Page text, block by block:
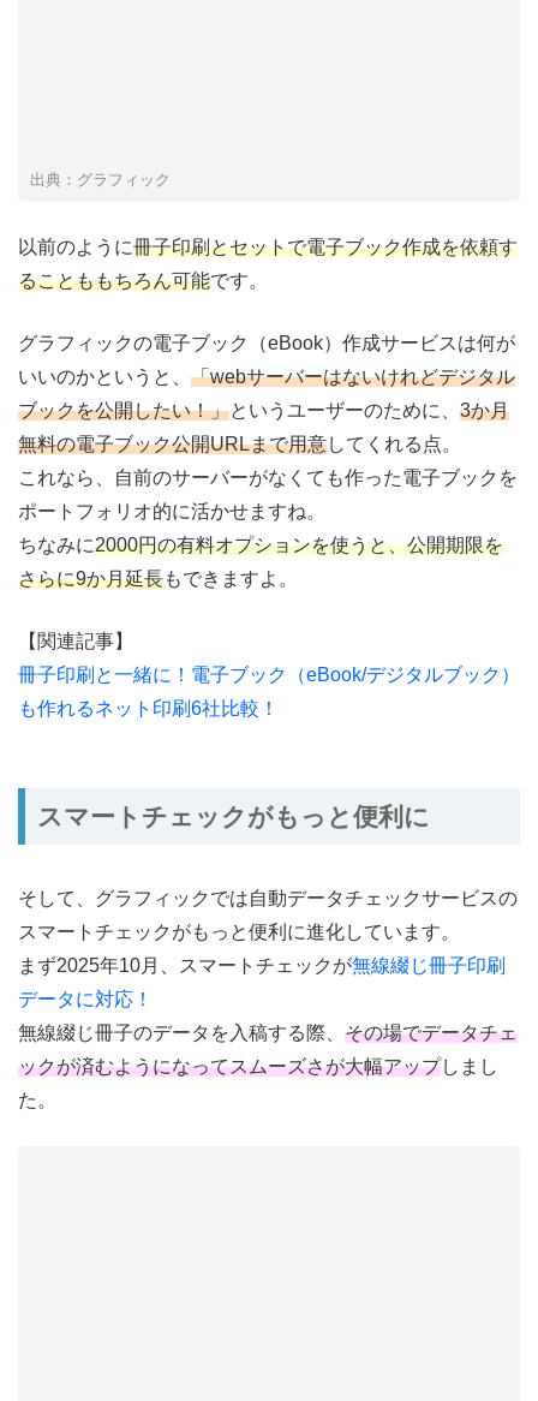
出典：グラフィック
以前のように冊子印刷とセットで電子ブック作成を依頼す
ることももちろん可能です。
グラフィックの電子ブック（eBook）作成サービスは何が
いいのかというと、 「webサーバーはないけれどデジタル
ブックを公開したい！」というユーザーのために、 3か月
無料の電子ブック公開URLまで用意してくれる点。
これなら、自前のサーバーがなくても作った電子ブックを
ポートフォリオ的に活かせますね。
ちなみに2000円の有料オプションを使うと、公開期限を
さらに9か月延長もできますよ。
【関連記事】
冊子印刷と一緒に！電子ブック（eBook/デジタルブック）
も作れるネット印刷6社比較！
スマートチェックがもっと便利に
そして、グラフィックでは自動データチェックサービスの
スマートチェックがもっと便利に進化しています。
まず2025年10月、スマートチェックが無線綴じ冊子印刷
データに対応！
無線綴じ冊子のデータを入稿する際、 その場でデータチェ
ックが済むようになってスムーズさが大幅アップしまし
た。